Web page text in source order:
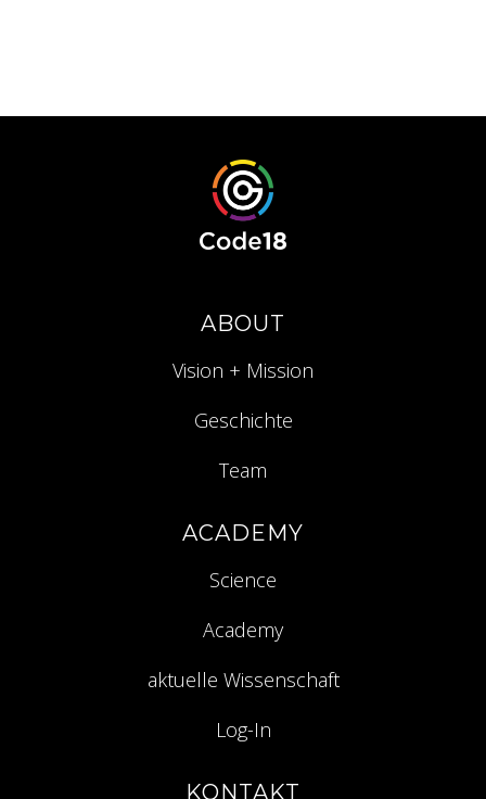
ABOUT
Vision + Mission
Geschichte
Team
ACADEMY
Science
Academy
aktuelle Wissenschaft
Log-In
KONTAKT